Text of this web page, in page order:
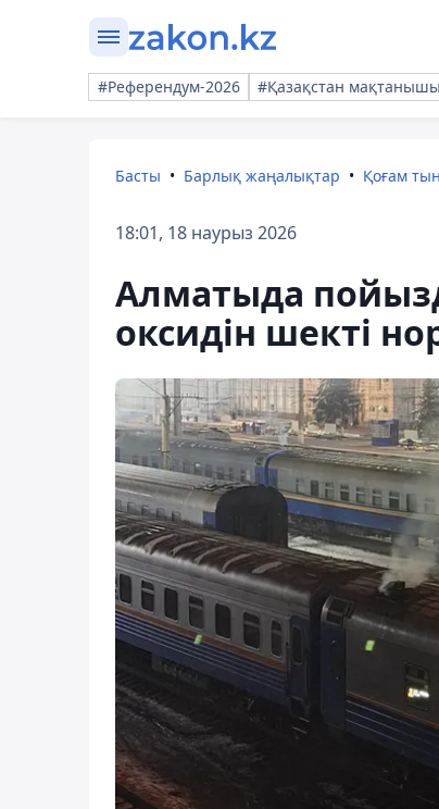
#Референдум-2026 #Қазақстан мақтанышы
Басты Барлық жаңалықтар Қоғам
18:01, 18 наурыз 2026
Алматыда
оксидін шекті